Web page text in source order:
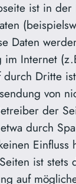
ist in
Daten
Internet
Dritte
von
der
durch
ist
auf